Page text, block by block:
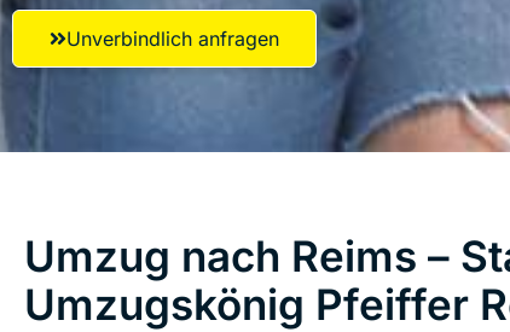
Unverbindlich anfragen
Umzug nach Reims –
Umzugskönig Pfeiffer